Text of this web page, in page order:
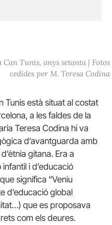
Can Tunis, anys setanta | Fotos
cedides per M. Teresa Codina
Tunis està situat al costat
a les faldes de la
Teresa Codina hi va
d’avantguarda amb
gitana. Era a
infantil i d’educació
significa “Veniu
d’educació global
que es proposava
com els deures.